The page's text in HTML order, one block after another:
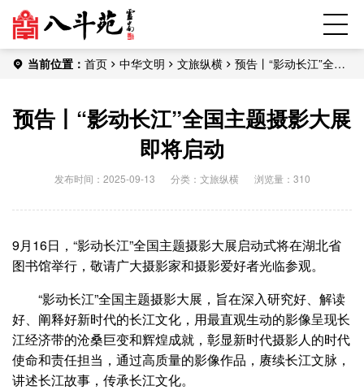
当前位置： 首页 中华文明 文旅纵横
预告丨“影动长江”全国
预告丨“影动长江”全国主题摄影大展
即将启动
发布时间：2025-09-13 分类： 文旅纵横 浏览量：310
9月16日，“影动长江”全国主题摄影大展启动式将在湖北省
图书馆举行，敬请广大摄影家和摄影爱好者光临参观。
“影动长江”全国主题摄影大展，旨在深入研究好、解读
好、阐释好新时代的长江文化，用最直观生动的影像呈现长
江经济带的沧桑巨变和辉煌成就，彰显新时代摄影人的时代
使命和责任担当，通过高质量的影像作品，赓续长江文脉，
讲述长江故事，传承长江文化。